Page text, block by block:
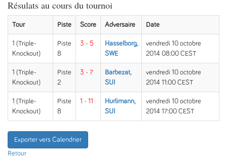
Résulats au cours du tournoi
Tour Piste Score Adversaire Date
1 (Triple-
Knockout)
Piste
8
3 - 5
Hasselborg,
SWE
vendredi 10 octobre
2014 08:00 CEST
1 (Triple-
Knockout)
Piste
2
3 - 7
Barbezat,
SUI
vendredi 10 octobre
2014 11:00 CEST
1 (Triple-
Knockout)
Piste
8
1 - 11
Hurlimann,
SUI
vendredi 10 octobre
2014 17:00 CEST
Exporter vers Calendrier
Retour